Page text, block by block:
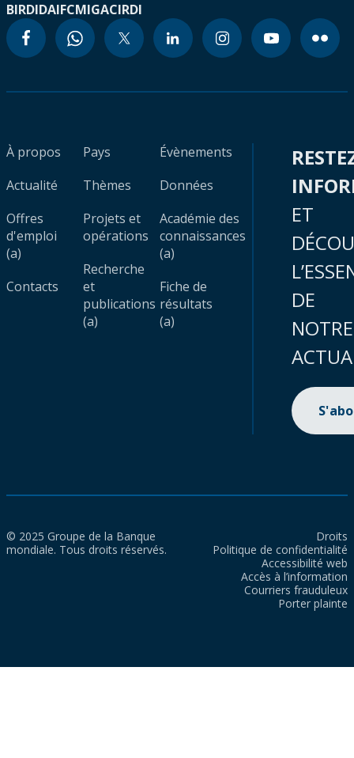
BIRDIDAIFCMIGACIRDI
À propos
Actualité
Offres
d'emploi
(a)
Contacts
Pays
Thèmes
Projets et
opérations
Recherche
et
publications
(a)
Évènements
Données
Académie des
connaissances
(a)
Fiche de
résultats
(a)
ET
DE
NOTRE
© 2025 Groupe de la Banque
mondiale. Tous droits réservés.
Droits
Politique de confidentialité
Accessibilité web
Accès à l’information
Courriers frauduleux
Porter plainte